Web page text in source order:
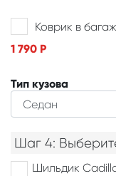
Коврик в
1 790 Р
Тип кузова
Шаг 4:
Шильдик